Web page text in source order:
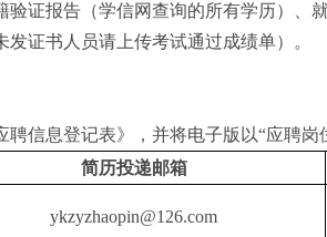
证报告（学信网查询的所有学历）、
证书人员请上传考试通过成绩单）。
聘信息登记表》 ， 并将电子版以“应聘岗
简历投递邮箱
ykzyzhaopin@126.com